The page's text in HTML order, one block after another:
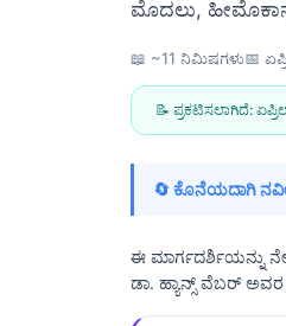
ಮೊದಲು,
📖 ~11 ನಿಮಿಷಗಳು📅
📝 ಪ್ರಕಟಿಸಲಾಗಿದೆ:
🔄 ಕೊನೆಯದಾಗಿ
ಈ ಮಾರ್ಗದರ್ಶಿಯನ್ನು
ಡಾ. ಹ್ಯಾನ್ಸ್ ವೆಬರ್